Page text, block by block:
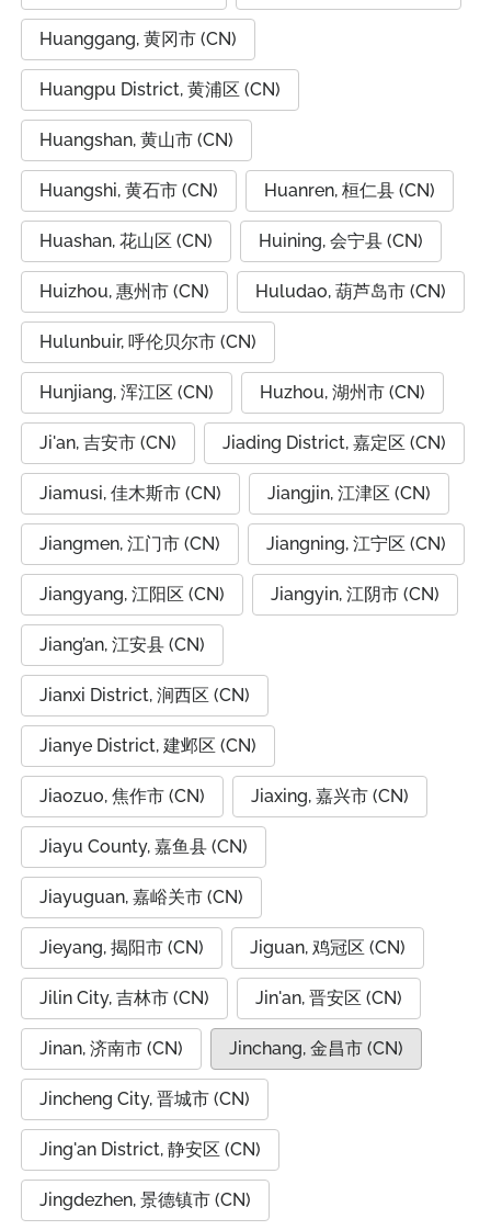
Huanggang, 黄冈市 (CN)
Huangpu District, 黄浦区 (CN)
Huangshan, 黄山市 (CN)
Huangshi, 黄石市 (CN) Huanren, 桓仁县 (CN)
Huashan, 花山区 (CN) Huining, 会宁县 (CN)
Huizhou, 惠州市 (CN) Huludao, 葫芦岛市 (CN)
Hulunbuir, 呼伦贝尔市 (CN)
Hunjiang, 浑江区 (CN) Huzhou, 湖州市 (CN)
Ji'an, 吉安市 (CN) Jiading District, 嘉定区 (CN)
Jiamusi, 佳木斯市 (CN) Jiangjin, 江津区 (CN)
Jiangmen, 江门市 (CN) Jiangning, 江宁区 (CN)
Jiangyang, 江阳区 (CN) Jiangyin, 江阴市 (CN)
Jiang’an, 江安县 (CN)
Jianxi District, 涧西区 (CN)
Jianye District, 建邺区 (CN)
Jiaozuo, 焦作市 (CN) Jiaxing, 嘉兴市 (CN)
Jiayu County, 嘉鱼县 (CN)
Jiayuguan, 嘉峪关市 (CN)
Jieyang, 揭阳市 (CN) Jiguan, 鸡冠区 (CN)
Jilin City, 吉林市 (CN) Jin'an, 晋安区 (CN)
Jinan, 济南市 (CN) Jinchang, 金昌市 (CN)
Jincheng City, 晋城市 (CN)
Jing'an District, 静安区 (CN)
Jingdezhen, 景德镇市 (CN)